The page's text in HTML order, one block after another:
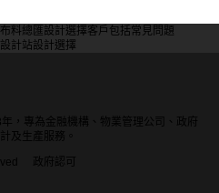
布料總匯設計選擇客戶包括常見問題
設計站設計選擇
，專為金融機構、物業管理公司、政府
及生產服務。
政府認可